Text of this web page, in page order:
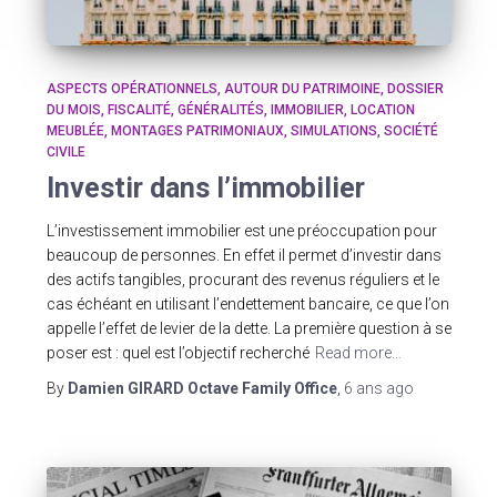
ASPECTS OPÉRATIONNELS AUTOUR DU PATRIMOINE
DOSSIER
DU MOIS
FISCALITÉ GÉNÉRALITÉS IMMOBILIER
LOCATION
MEUBLÉE
MONTAGES PATRIMONIAUX SIMULATIONS SOCIÉTÉ
CIVILE
Investir dans l’immobilier
L’investissement immobilier est une préoccupation pour
beaucoup de personnes. En effet il permet d’investir dans
des actifs tangibles, procurant des revenus réguliers et le
cas échéant en utilisant l’endettement bancaire, ce que l’on
appelle l’effet de levier de la dette. La première question à se
poser est : quel est l’objectif recherché Read more…
By Damien GIRARD Octave Family Office, 6 ans ago